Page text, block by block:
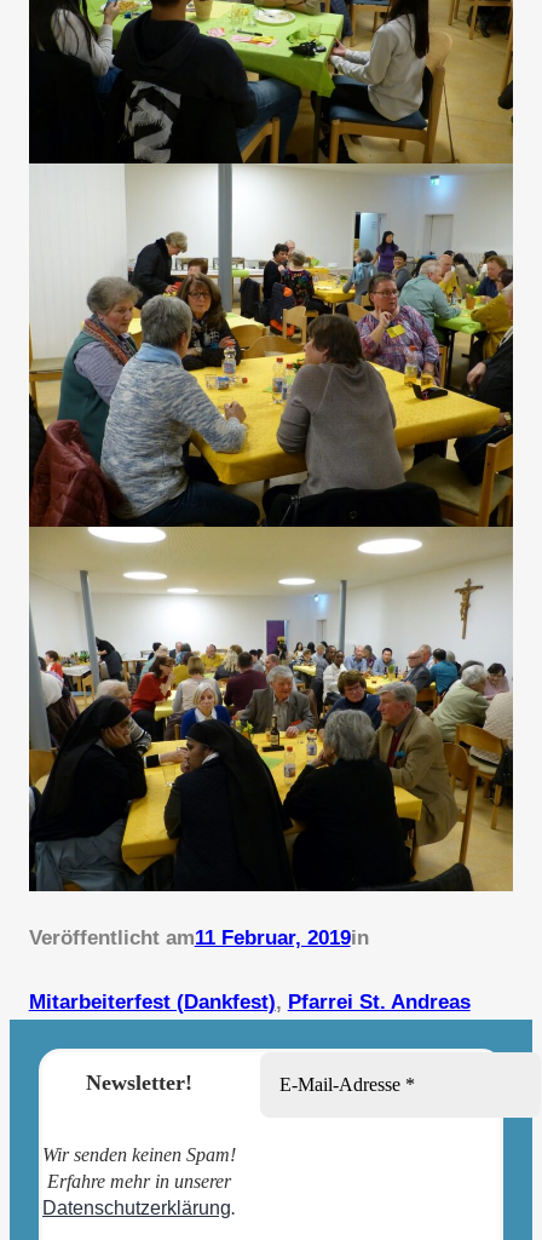
Veröffentlicht am11 Februar, 2019in
Mitarbeiterfest (Dankfest), Pfarrei St. Andreas
Newsletter!
Wir senden keinen Spam!
Erfahre mehr in unserer
Datenschutzerklärung.